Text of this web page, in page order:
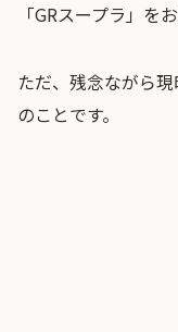
「GRスープラ」を
ただ、残念ながら
のことです。